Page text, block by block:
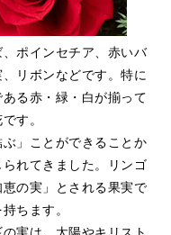
ポインセチア、赤いバ
リボンなどです。特に
る赤・緑・白が揃って
す。
」ことができることか
れてきました。リンゴ
の実」とされる果実で
ちます。